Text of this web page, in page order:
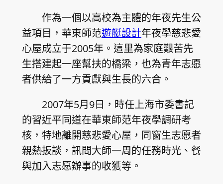
作為一個以高校為主體的年夜先生公
益項目，華東師范遊艇設計年夜學慈悲愛
心屋成立于2005年。這里為家庭艱苦先
生搭建起一座幫扶的橋梁，也為青年志愿
者供給了一方貢獻與生長的六合。
2007年5月9日，時任上海市委書記
的習近平同道在華東師范年夜學調研考
核，特地離開慈悲愛心屋，同窗生志愿者
親熱扳談，訊問大師一周的任務時光、餐
與加入志愿辦事的收獲等。